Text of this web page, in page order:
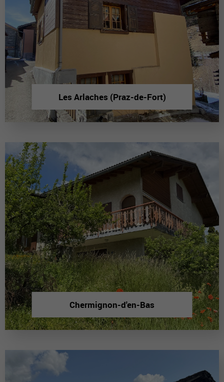
Les Arlaches (Praz-de-Fort)
Chermignon-d'en-Bas